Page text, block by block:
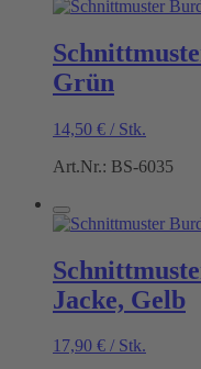
Grün
14,50 € / Stk.
Art.Nr.: BS-6035
Jacke, Gelb
17,90 € / Stk.